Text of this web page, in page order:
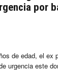
por
de edad, el ex
urgencia este